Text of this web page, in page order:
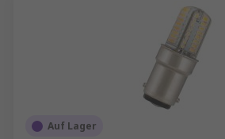
Auf Lager